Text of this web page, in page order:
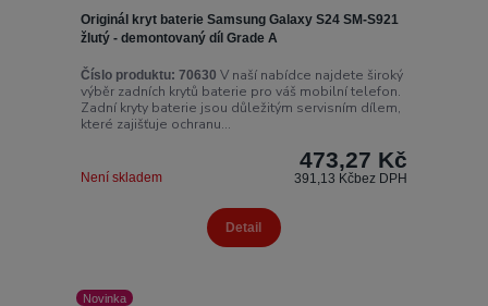
Originál kryt baterie Samsung Galaxy S24 SM-S921
žlutý - demontovaný díl Grade A
Číslo produktu: 70630 V naší nabídce najdete široký
výběr zadních krytů baterie pro váš mobilní telefon.
Zadní kryty baterie jsou důležitým servisním dílem,
které zajišťuje ochranu...
473,27 Kč
391,13 Kčbez DPH
Není skladem
Detail
Novinka